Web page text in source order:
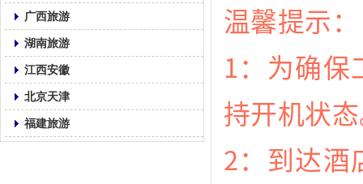
广西旅游
湖南旅游
江西安徽
北京天津
福建旅游
温馨提示：
1：为确保
持开机状
2：到达酒